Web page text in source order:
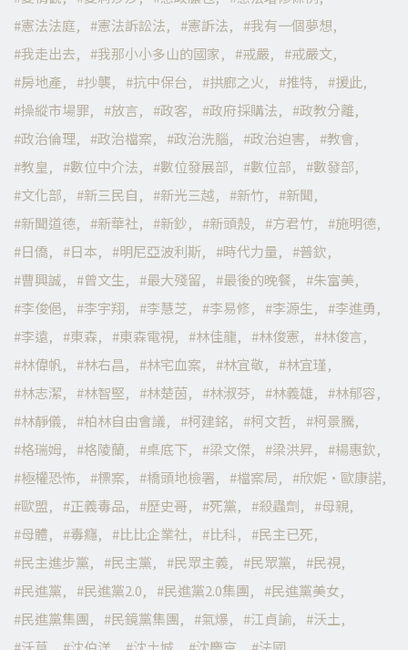
憲法法庭
憲法訴訟法 憲訴法
我有一個夢想
我走出去
我那小小多山的國家 戒嚴
戒嚴文
房地產
抄襲 抗中保台 拱廊之火 推特
援此
操縱市場罪
放言 政客 政府採購法
政教分離
政治倫理
政治檔案 政治洗腦 政治迫害
教會
教皇
數位中介法 數位發展部 數位部
數發部
文化部
新三民自 新光三越 新竹
新聞
新聞道德
新華社 新鈔 新頭殼 方君竹
施明德
日僑
日本 明尼亞波利斯 時代力量
普欽
曹興誠
曾文生 最大殘留 最後的晚餐
朱富美
李俊俋
李宇翔 李慧芝 李易修 李源生
李進勇
李遠
東森 東森電視 林佳龍 林俊憲
林俊言
林偉帆
林右昌 林宅血案 林宜敬
林宜瑾
林志潔
林智堅 林楚茵 林淑芬 林義雄
林郁容
林靜儀
柏林自由會議 柯建銘 柯文哲
柯景騰
格瑞姆
格陵蘭 桌底下 梁文傑 梁洪昇
楊惠欽
極權恐怖
標案 橋頭地檢署 檔案局
欣妮·歐康諾
歐盟
正義毒品 歷史哥 死黨 殺蟲劑
母親
母體
毒癮 比比企業社 比科
民主已死
民主進步黨
民主黨 民眾主義 民眾黨
民視
民進黨
民進黨2.0 民進黨2.0集團
民進黨美女
民進黨集團
民鏡黨集團 氣爆 江貞諭
沃土